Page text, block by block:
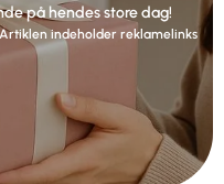
på hendes store dag!
Artiklen indeholder reklamelinks